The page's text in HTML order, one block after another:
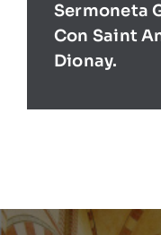
Sermoneta
Con Saint
Dionay.